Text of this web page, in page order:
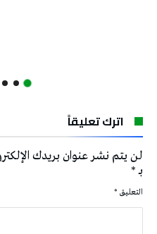
اترك تعليقاً
لن يتم نشر عنوان بريدك
بـ*
التعليق *